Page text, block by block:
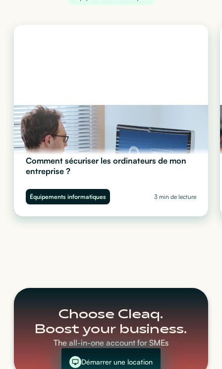
Comment sécuriser les ordinateurs de mon
entreprise ?
Chiffrement, gestion des accès, mises à jour et MDM : découvrez
le guide pratique pour sécuriser les ordinateurs de votre
entreprise et protéger vos données avec Cleaq.
Équipements informatiques 3 min de lecture
Choose Cleaq.
Boost your business.
The all-in-one account for SMEs
Démarrer une location